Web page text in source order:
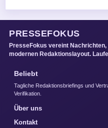
PRESSEFOKUS
PresseFokus vereint
modernen Redaktionslayout.
Beliebt
Tagliche Redaktionsbriefings und
Verifikation.
Über uns
Kontakt